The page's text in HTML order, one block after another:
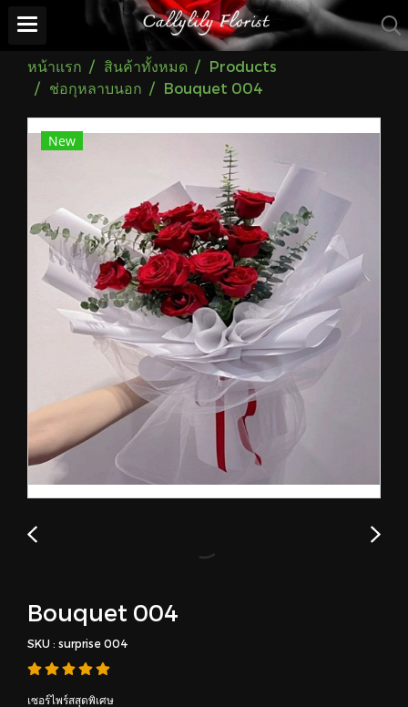
หน้าแรก สินค้าทั้งหมด
Products
ช่อกุหลาบนอก
Bouquet 004
New
Bouquet 004
SKU : surprise 004
เซอร์ไพร์สสุดพิเศษ